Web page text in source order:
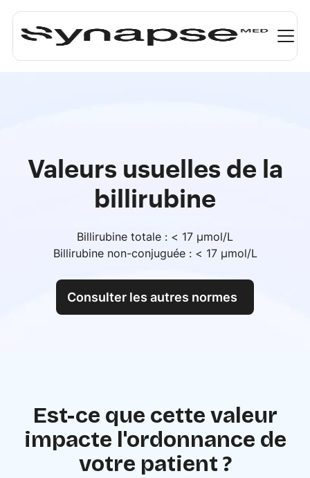
Valeurs usuelles de la
billirubine
Billirubine totale : < 17 μmol/L
Billirubine non-conjuguée : < 17 μmol/L
Consulter les autres normes
Est-ce que cette valeur
impacte l'ordonnance de
votre patient ?